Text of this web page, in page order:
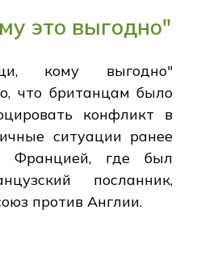
это выгодно"
кому выгодно"
что британцам было
конфликт в
ситуации ранее
Францией, где был
посланник,
против Англии.